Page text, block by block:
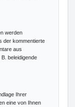
werden
der kommentierte
aus
beleidigende
Ihrer
eine von Ihnen